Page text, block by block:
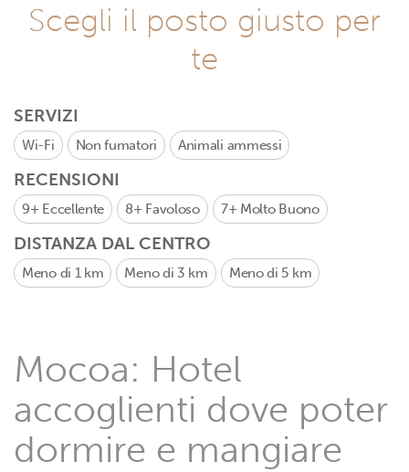
Scegli il posto giusto per
te
SERVIZI
Wi-Fi Non fumatori Animali ammessi
RECENSIONI
9+ Eccellente 8+ Favoloso 7+ Molto Buono
DISTANZA DAL CENTRO
Meno di 1 km Meno di 3 km Meno di 5 km
Mocoa: Hotel
accoglienti dove poter
dormire e mangiare